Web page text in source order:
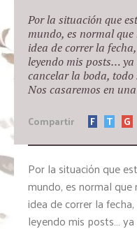
Por la situación que
mundo, es normal
idea de correr la
leyendo mis posts… ya
cancelar la boda, todo
Nos casaremos en
Compartir F T G
Por la situación que
mundo, es normal
idea de correr la
leyendo mis posts…